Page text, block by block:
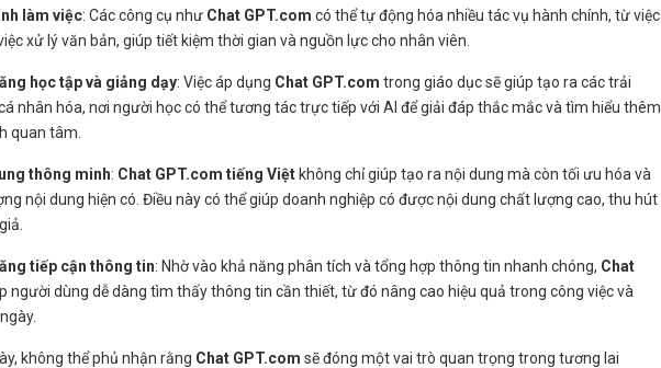
làm việc: Các công cụ như Chat GPT.com có thể tự động hóa nhiều tác vụ hành chính, từ việc
xử lý văn bản, giúp tiết kiệm thời gian và nguồn lực cho nhân viên.
học tập và giảng dạy: Việc áp dụng Chat GPT.com trong giáo dục sẽ giúp tạo ra các trải
nhân hóa, nơi người học có thể tương tác trực tiếp với AI để giải đáp thắc mắc và tìm hiểu thêm
quan tâm.
thông minh: Chat GPT.com tiếng Việt không chỉ giúp tạo ra nội dung mà còn tối ưu hóa và
nội dung hiện có. Điều này có thể giúp doanh nghiệp có được nội dung chất lượng cao, thu hút
tiếp cận thông tin: Nhờ vào khả năng phân tích và tổng hợp thông tin nhanh chóng, Chat
người dùng dễ dàng tìm thấy thông tin cần thiết, từ đó nâng cao hiệu quả trong công việc và
không thể phủ nhận rằng Chat GPT.com sẽ đóng một vai trò quan trọng trong tương lai